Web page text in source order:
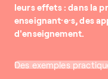
leurs effets : dans la
enseignant·e·s, des
d'enseignement.
Des exemples